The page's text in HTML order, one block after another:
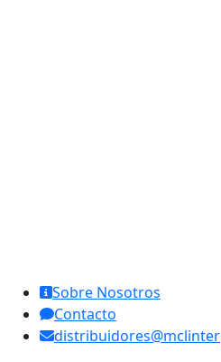
Sobre Nosotros
Contacto